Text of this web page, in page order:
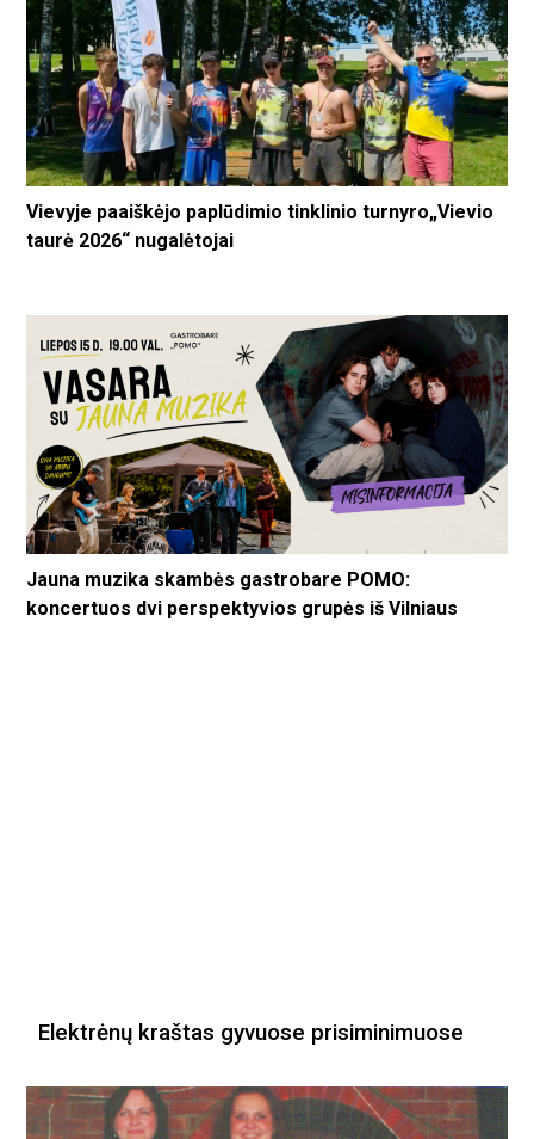
Vievyje paaiškėjo paplūdimio tinklinio turnyro„Vievio
taurė 2026“ nugalėtojai
Jauna muzika skambės gastrobare POMO:
koncertuos dvi perspektyvios grupės iš Vilniaus
Elektrėnų kraštas gyvuose prisiminimuose